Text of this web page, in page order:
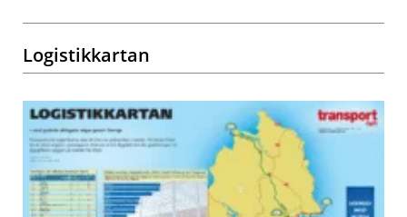
Logistikkartan